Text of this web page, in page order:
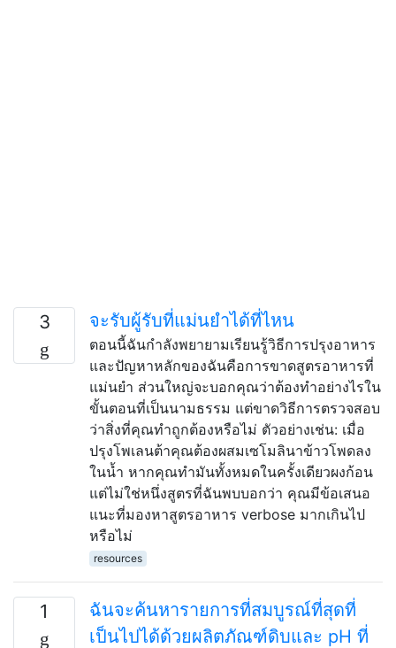
3 จะรับผู้รับที่แม่นยำได้ที่ไหน
ตอนนี้ฉันกำลังพยายามเรียนรู้วิธีการปรุงอาหาร
และปัญหาหลักของฉันคือการขาดสูตรอาหารที่
แม่นยำ ส่วนใหญ่จะบอกคุณว่าต้องทำอย่างไรใน
ขั้นตอนที่เป็นนามธรรม แต่ขาดวิธีการตรวจสอบ
ว่าสิ่งที่คุณทำถูกต้องหรือไม่ ตัวอย่างเช่น: เมื่อ
ปรุงโพเลนต้าคุณต้องผสมเซโมลินาข้าวโพดลง
ในน้ำ หากคุณทำมันทั้งหมดในครั้งเดียวผงก้อน
แต่ไม่ใช่หนึ่งสูตรที่ฉันพบบอกว่า คุณมีข้อเสนอ
แนะที่มองหาสูตรอาหาร verbose มากเกินไป
หรือไม่
resources
1
ฉันจะค้นหารายการที่สมบูรณ์ที่สุดที่
เป็นไปได้ด้วยผลิตภัณฑ์ดิบและ pH ที่